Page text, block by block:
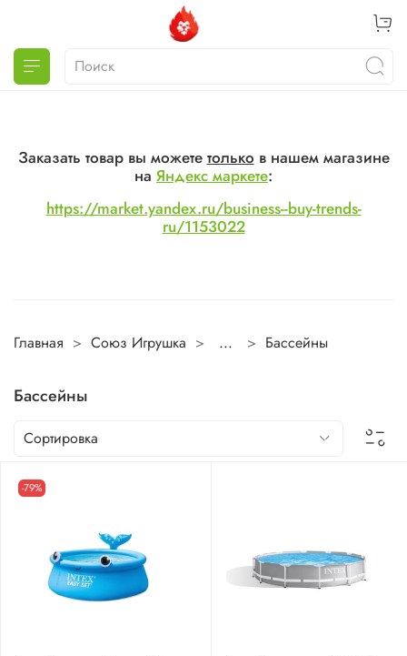
Заказать товар вы можете только в нашем магазине
на Яндекс маркете:
https://market.yandex.ru/business--buy-trends-
ru/1153022
Главная Союз Игрушка ... Бассейны
Бассейны
-79%